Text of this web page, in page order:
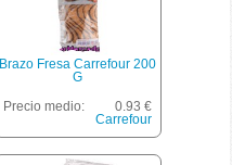
Brazo Fresa Carrefour 200
G
Precio medio:
0.93 €
Carrefour